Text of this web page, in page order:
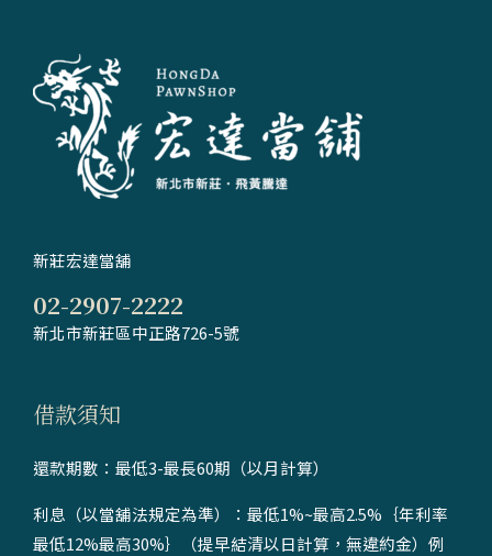
新莊宏達當舖
02-2907-2222
新北市新莊區中正路726-5號
借款須知
還款期數：最低3-最長60期（以月計算）
利息（以當舖法規定為準）：最低1%~最高2.5%｛年利率
最低12%最高30%｝（提早結清以日計算，無違約金）例